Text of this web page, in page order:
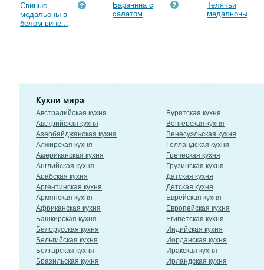
Свиные
медальоны в
белом вине...
Баранина с
салатом
Телячьи
медальоны
Кухни мира
Австралийская кухня
Австрийская кухня
Азербайджанская кухня
Алжирская кухня
Американская кухня
Английская кухня
Арабская кухня
Аргентинская кухня
Армянская кухня
Африканская кухня
Башкирская кухня
Белорусская кухня
Бельгийская кухня
Болгарская кухня
Бразильская кухня
Бурятская кухня
Венгерская кухня
Венесуэльская кухня
Голландская кухня
Греческая кухня
Грузинская кухня
Датская кухня
Детская кухня
Еврейская кухня
Европейская кухня
Египетская кухня
Индийская кухня
Иорданская кухня
Иракская кухня
Ирландская кухня